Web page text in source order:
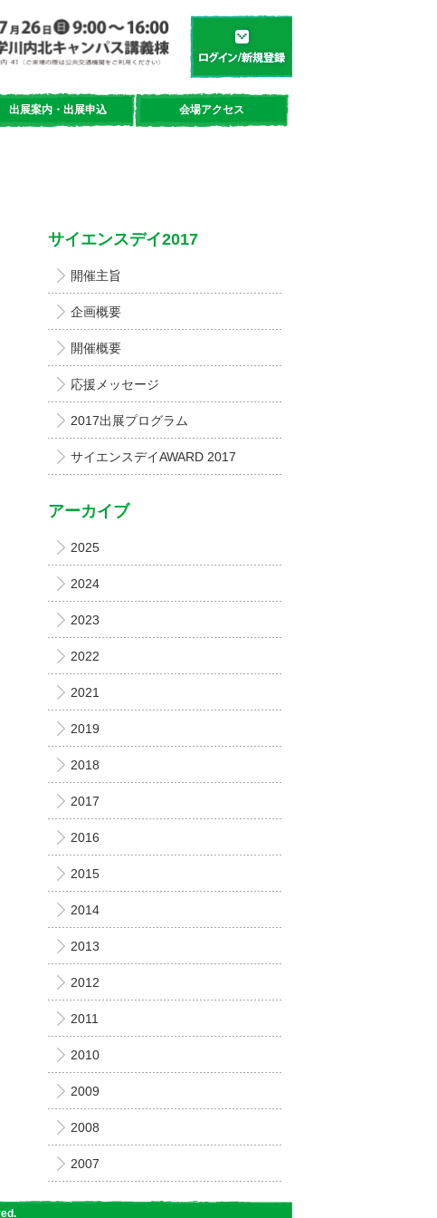
学都「仙台・宮城」サイエンスデイ
出展案内・出展申込 会場アクセス
サイエンスデイ2017
開催主旨
企画概要
開催概要
応援メッセージ
2017出展プログラム
サイエンスデイAWARD 2017
アーカイブ
2025
2024
2023
2022
2021
2019
2018
2017
2016
2015
2014
2013
2012
2011
2010
2009
2008
2007